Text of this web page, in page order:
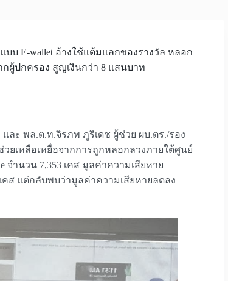
บ E-wallet อ้างใช้แต้มแลกของรางวัล หลอก
ผู้ปกครอง สูญเงินกว่า 8 แสนบาท
ละ พล.ต.ท.จิรภพ ภูริเดช ผู้ช่วย ผบ.ตร./รอง
ยเหลือเหยื่อจากการถูกหลอกลวงภายใต้ศูนย์
จำนวน 7,353 เคส มูลค่าความเสียหาย
คส แต่กลับพบว่ามูลค่าความเสียหายลดลง